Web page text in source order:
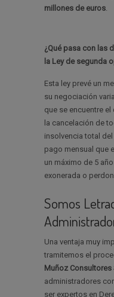
millones de euros.
¿Qué pasa con las
la Ley de segunda
Esta ley prevé un
su negociación
que se encuentre el
la cancelación de
insolvencia total
pago mensual que
un máximo de 5
exonerada o
Somos
Una ventaja muy
tramitemos el
Muñoz Consultores
administradores
ser expertos en